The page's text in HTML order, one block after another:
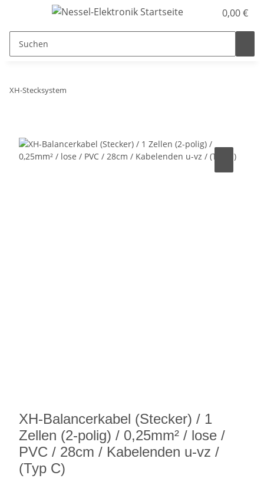
0,00 €
XH-Stecksystem
XH-Balancerkabel (Stecker) / 1
Zellen (2-polig) / 0,25mm² / lose /
PVC / 28cm / Kabelenden u-vz /
(Typ C)